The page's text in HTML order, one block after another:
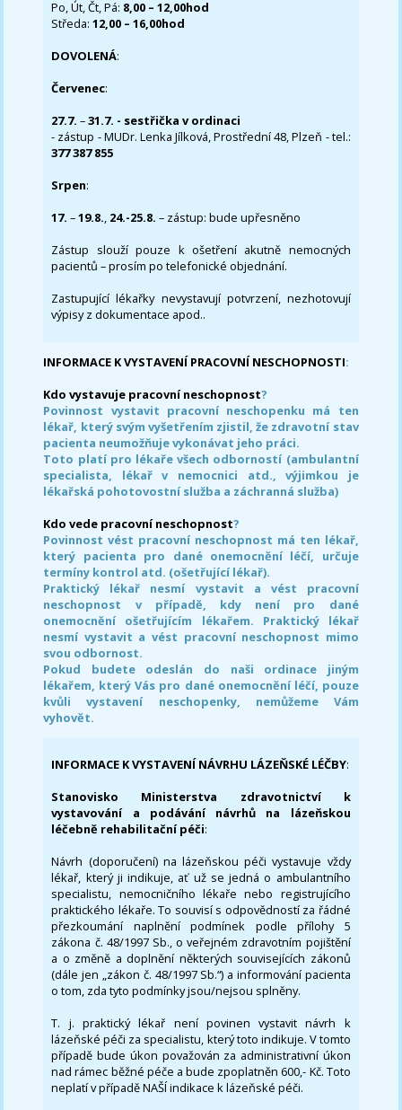
Po, Út, Čt, Pá: 8,00 – 12,00hod
Středa:12,00 – 16,00hod
DOVOLENÁ:
Červenec:
27.7.–31.7. - sestřička v ordinaci
- zástup - MUDr. Lenka Jílková, Prostřední 48, Plzeň - tel.:
377 387 855
Srpen:
17. –19.8., 24.-25.8. – zástup: bude upřesněno
Zástup slouží pouze k ošetření akutně nemocných
pacientů – prosím po telefonické objednání.
Zastupující lékařky nevystavují potvrzení, nezhotovují
výpisy z dokumentace apod..
INFORMACE K VYSTAVENÍ PRACOVNÍ NESCHOPNOSTI:
Kdo vystavuje pracovní neschopnost?
Povinnost vystavit pracovní neschopenku má ten
lékař, který svým vyšetřením zjistil, že zdravotní stav
pacienta neumožňuje vykonávat jeho práci.
Toto platí pro lékaře všech odborností (ambulantní
specialista, lékař v nemocnici atd., výjimkou je
lékařská pohotovostní služba a záchranná služba)
Kdo vede pracovní neschopnost?
Povinnost vést pracovní neschopnost má ten lékař,
který pacienta pro dané onemocnění léčí, určuje
termíny kontrol atd. (ošetřující lékař).
Praktický lékař nesmí vystavit a vést pracovní
neschopnost v případě, kdy není pro dané
onemocnění ošetřujícím lékařem. Praktický lékař
nesmí vystavit a vést pracovní neschopnost mimo
svou odbornost.
Pokud budete odeslán do naši ordinace jiným
lékařem, který Vás pro dané onemocnění léčí, pouze
kvůli vystavení neschopenky, nemůžeme Vám
vyhovět.
INFORMACE K VYSTAVENÍ NÁVRHU LÁZEŇSKÉ LÉČBY:
Stanovisko Ministerstva zdravotnictví k
vystavování a podávání návrhů na lázeňskou
léčebně rehabilitační péči:
Návrh (doporučení) na lázeňskou péči vystavuje vždy
lékař, který ji indikuje, ať už se jedná o ambulantního
specialistu, nemocničního lékaře nebo registrujícího
praktického lékaře. To souvisí s odpovědností za řádné
přezkoumání naplnění podmínek podle přílohy 5
zákona č. 48/1997 Sb., o veřejném zdravotním pojištění
a o změně a doplnění některých souvisejících zákonů
(dále jen „zákon č. 48/1997 Sb.“) a informování pacienta
o tom, zda tyto podmínky jsou/nejsou splněny.
T. j. praktický lékař není povinen vystavit návrh k
lázeňské péči za specialistu, který toto indikuje. V tomto
případě bude úkon považován za administrativní úkon
nad rámec běžné péče a bude zpoplatněn 600,- Kč. Toto
neplatí v případě NAŠÍ indikace k lázeňské péči.